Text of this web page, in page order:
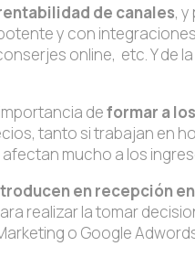
de canales, y
y con
online, etc. Y de
deformar a
tanto si trabajan en
mucho a los
en recepción
realizar la tomar
o Google